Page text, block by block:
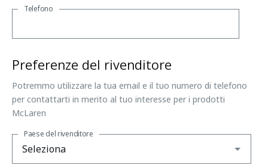
Telefono
Preferenze del rivenditore
Potremmo utilizzare la tua email e il tuo numero di telefono
per contattarti in merito al tuo interesse per i prodotti
McLaren
Paese del rivenditore